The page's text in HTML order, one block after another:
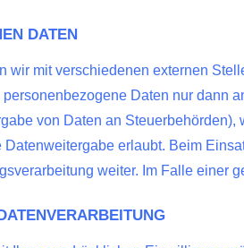
DATEN
wir mit verschiedenen externen
Daten nur dann
von Daten an
erlaubt. Beim
weiter. Im Falle